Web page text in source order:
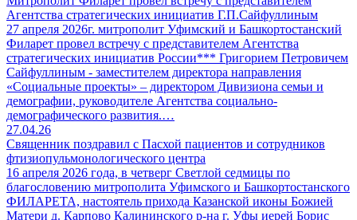
Агентства стратегических инициатив Г.П.Сайфуллиным
27 апреля 2026г. митрополит Уфимский и Башкортостанский
Филарет провел встречу с представителем Агентства
стратегических инициатив России*** Григорием Петровичем
Сайфуллиным - заместителем директора направления
«Социальные проекты» – директором Дивизиона семьи и
демографии, руководителе Агентства социально-
демографического развития.…
27.04.26
Священник поздравил с Пасхой пациентов и сотрудников
фтизиопульмонологического центра
16 апреля 2026 года, в четверг Светлой седмицы по
благословению митрополита Уфимского и Башкортостанского
ФИЛАРЕТА, настоятель прихода Казанской иконы Божией
Матери д. Карпово Калининского р-на г. Уфы иерей Борис